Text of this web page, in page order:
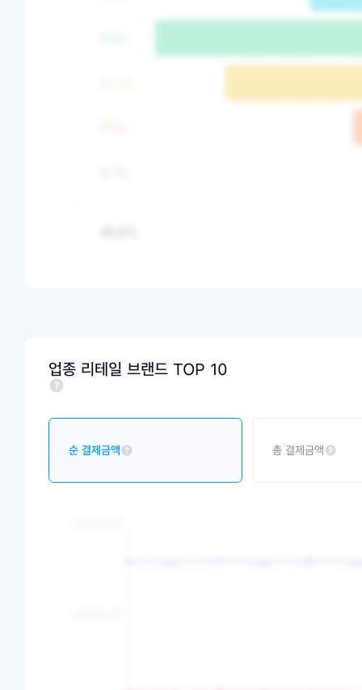
업종 리테일 브랜드 TOP 10
순 결제금액 총 결제금액